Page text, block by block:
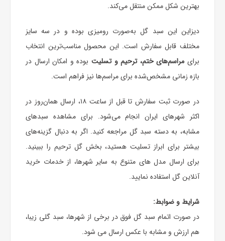
بهترین شکل ممکن منتقل می‌کند.
دیزاین این سبد گل به‌صورت رومیزی بوده و در سه سایز
مختلف قابل سفارش است. این محصول مناسب‌ترین انتخاب
برای مراسم‌های ختم، ترحیم و تسلیت بوده و امکان ارسال در
بازه زمانی مشخص‌شده برای مراسم‌ها نیز فراهم است.
در صورت ثبت سفارش تا قبل از ساعت ۱۸، ارسال همان‌روز در
اکثر شهرهای ایران انجام می‌شود. برای مشاهده سبدهای
مشابه، به دسته سبد گل مراجعه کنید. اگر به دنبال گزینه‌های
بیشتر برای ابراز تسلیت هستید، بخشگل ترحیم را ببینید.
برای ارسال مدل های متنوع به سایر شهرها، از خدمات خرید
آنلاین گل استفاده نمایید.
شرایط و ضوابط:
در صورت اتمام سبد گل فوق در برخی از شهرها، سبد گلی زیبا،
هم ارزش و مشابه با عکس ارسال می شود.